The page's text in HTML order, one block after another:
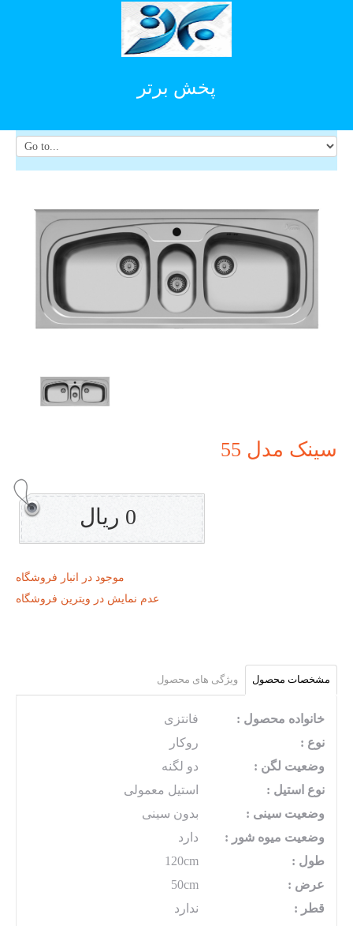
پخش برتر
سینک مدل 55
0 ریال
موجود در انبار فروشگاه
عدم نمایش در ویترین فروشگاه
مشخصات محصول ویژگی های محصول
خانواده محصول :
فانتزی
نوع :
روکار
وضعیت لگن :
دو لگنه
نوع استیل :
استیل معمولی
وضعیت سینی :
بدون سینی
وضعیت میوه شور :
دارد
طول :
120cm
عرض :
50cm
قطر :
ندارد